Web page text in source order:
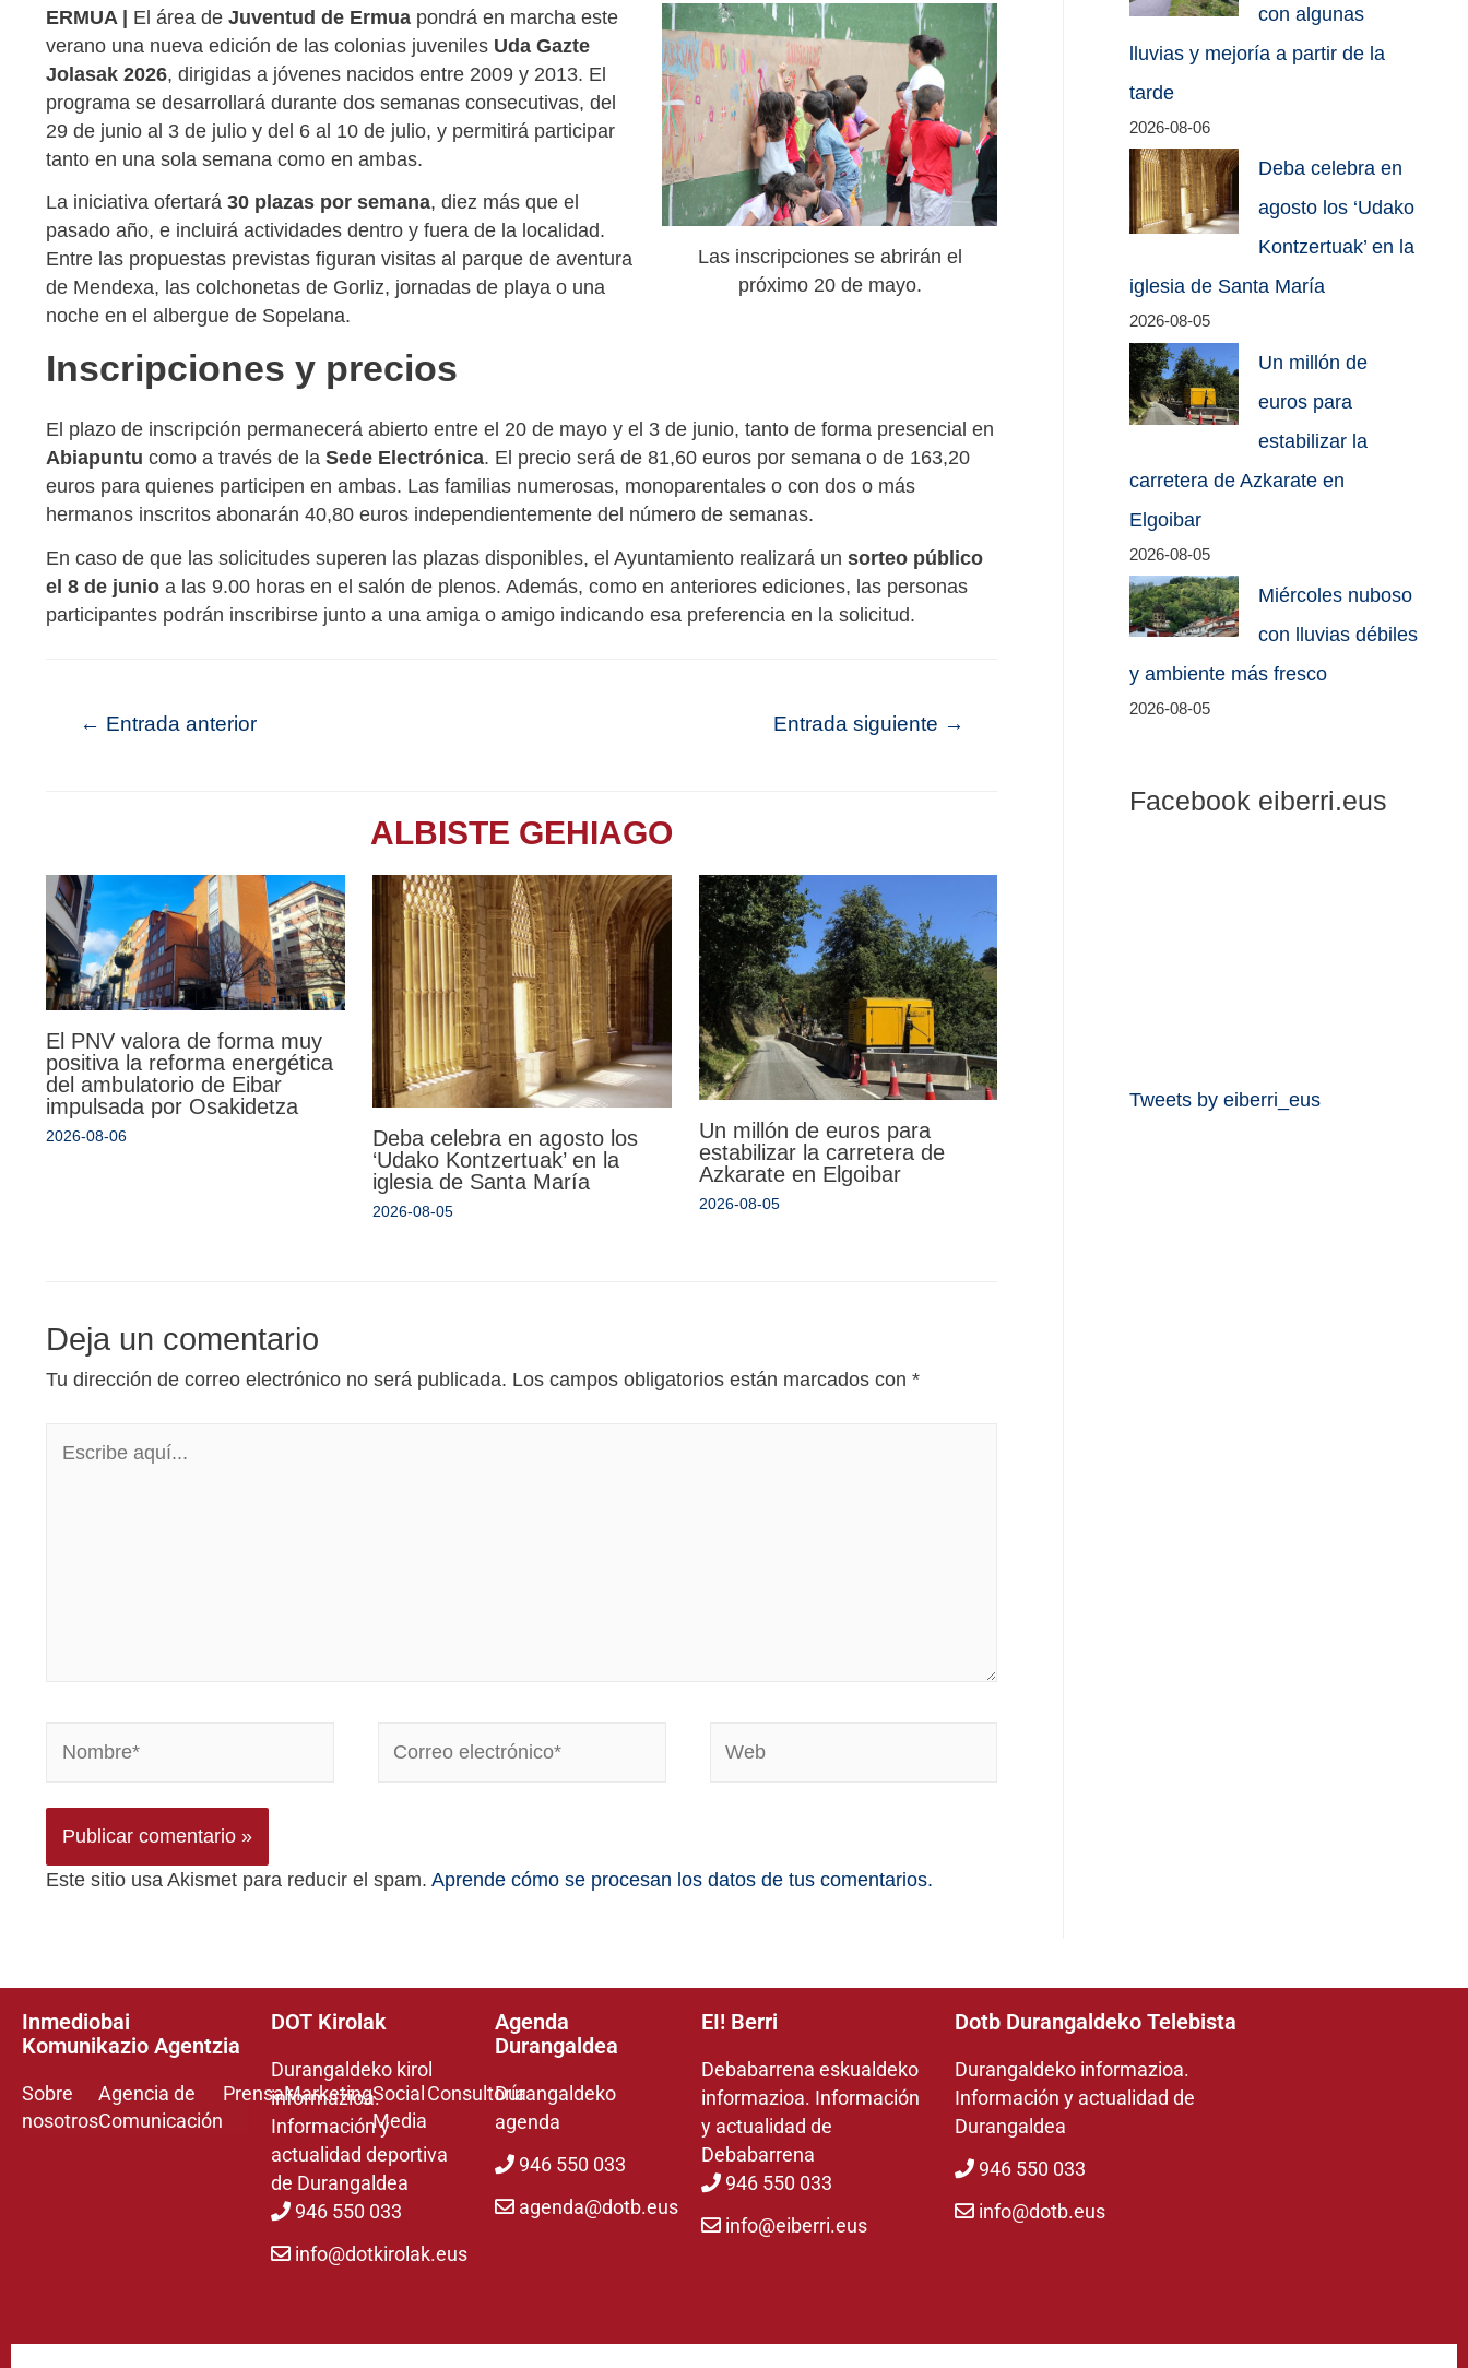
Las inscripciones se abrirán el
próximo 20 de mayo.
ERMUA | El área de Juventud de Ermua pondrá en marcha este
verano una nueva edición de las colonias juveniles Uda Gazte
Jolasak 2026, dirigidas a jóvenes nacidos entre 2009 y 2013. El
programa se desarrollará durante dos semanas consecutivas, del
29 de junio al 3 de julio y del 6 al 10 de julio, y permitirá participar
tanto en una sola semana como en ambas.
La iniciativa ofertará 30 plazas por semana, diez más que el
pasado año, e incluirá actividades dentro y fuera de la localidad.
Entre las propuestas previstas figuran visitas al parque de aventura
de Mendexa, las colchonetas de Gorliz, jornadas de playa o una
noche en el albergue de Sopelana.
Inscripciones y precios
El plazo de inscripción permanecerá abierto entre el 20 de mayo y el 3 de junio, tanto de forma presencial en
Abiapuntu como a través de la Sede Electrónica. El precio será de 81,60 euros por semana o de 163,20
euros para quienes participen en ambas. Las familias numerosas, monoparentales o con dos o más
hermanos inscritos abonarán 40,80 euros independientemente del número de semanas.
En caso de que las solicitudes superen las plazas disponibles, el Ayuntamiento realizará un sorteo público
el 8 de junio a las 9.00 horas en el salón de plenos. Además, como en anteriores ediciones, las personas
participantes podrán inscribirse junto a una amiga o amigo indicando esa preferencia en la solicitud.
← Entrada anterior Entrada siguiente →
ALBISTE GEHIAGO
El PNV valora de forma muy
positiva la reforma energética
del ambulatorio de Eibar
impulsada por Osakidetza
2026-08-06
Deba celebra en agosto los
‘Udako Kontzertuak’ en la
iglesia de Santa María
2026-08-05
Un millón de euros para
estabilizar la carretera de
Azkarate en Elgoibar
2026-08-05
Deja un comentario
Tu dirección de correo electrónico no será publicada. Los campos obligatorios están marcados con *
Este sitio usa Akismet para reducir el spam. Aprende cómo se procesan los datos de tus comentarios.
con algunas
lluvias y mejoría a partir de la
tarde
2026-08-06
Deba celebra en
agosto los ‘Udako
Kontzertuak’ en la
iglesia de Santa María
2026-08-05
Un millón de
euros para
estabilizar la
carretera de Azkarate en
Elgoibar
2026-08-05
Miércoles nuboso
con lluvias débiles
y ambiente más fresco
2026-08-05
Facebook eiberri.eus
Tweets by eiberri_eus
Inmediobai
Komunikazio Agentzia
Sobre
nosotros
Agencia de
Comunicación
PrensaMarketingSocial
Media
Consultoría
DOT Kirolak
Durangaldeko kirol
informazioa.
Información y
actualidad deportiva
de Durangaldea
946 550 033
info@dotkirolak.eus
Agenda
Durangaldea
Durangaldeko
agenda
946 550 033
agenda@dotb.eus
EI! Berri
Debabarrena eskualdeko
informazioa. Información
y actualidad de
Debabarrena
946 550 033
info@eiberri.eus
Dotb Durangaldeko Telebista
Durangaldeko informazioa.
Información y actualidad de
Durangaldea
946 550 033
info@dotb.eus